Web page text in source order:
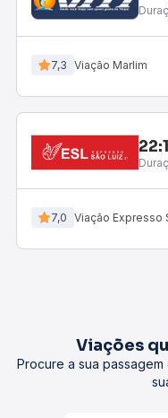
7,3 Viação Marlim
7,0 Viação Expresso
Viações
Procure a sua